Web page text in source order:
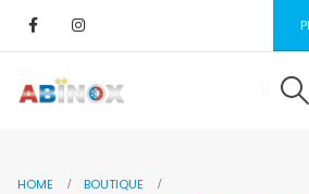
HOME
BOUTIQUE